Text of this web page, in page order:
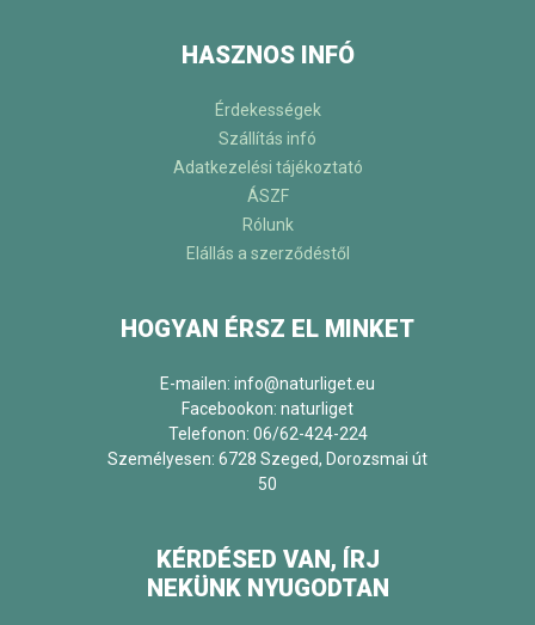
HASZNOS INFÓ
Érdekességek
Szállítás infó
Adatkezelési tájékoztató
ÁSZF
Rólunk
Elállás a szerződéstől
HOGYAN ÉRSZ EL MINKET
E-mailen: info@naturliget.eu
Facebookon: naturliget
Telefonon: 06/62-424-224
Személyesen: 6728 Szeged, Dorozsmai út
50
KÉRDÉSED VAN, ÍRJ
NEKÜNK NYUGODTAN